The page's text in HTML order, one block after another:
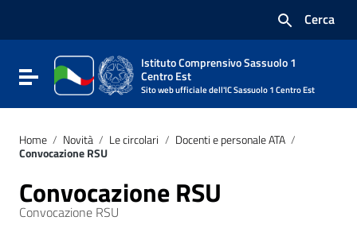
Vai al footer
Cerca
Attiva / disattiva la navigazione
Istituto Comprensivo Sassuolo 1
Centro Est
Sito web ufficiale dell'IC Sassuolo 1 Centro Est
Home / Novità / Le circolari / Docenti e personale ATA /
Convocazione RSU
Convocazione RSU
Convocazione RSU